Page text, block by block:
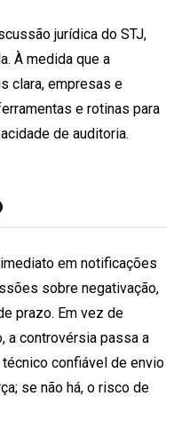
jurídica do STJ,
À medida que a
clara, empresas e
e rotinas para
de auditoria.
em notificações
sobre negativação,
prazo. Em vez de
a controvérsia passa a
confiável de envio
se não há, o risco de